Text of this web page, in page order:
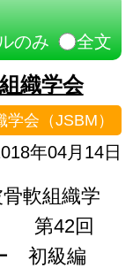
のみ 全文
織学会
会（JSBM）
年04月14日
軟組織学
第42回
初級編